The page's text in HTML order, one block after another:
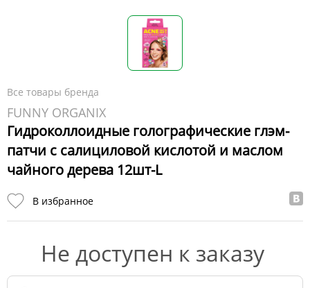
Все товары бренда
FUNNY ORGANIX
Гидроколлоидные голографические глэм-
патчи с салициловой кислотой и маслом
чайного дерева 12шт-L
В избранное
Не доступен к заказу